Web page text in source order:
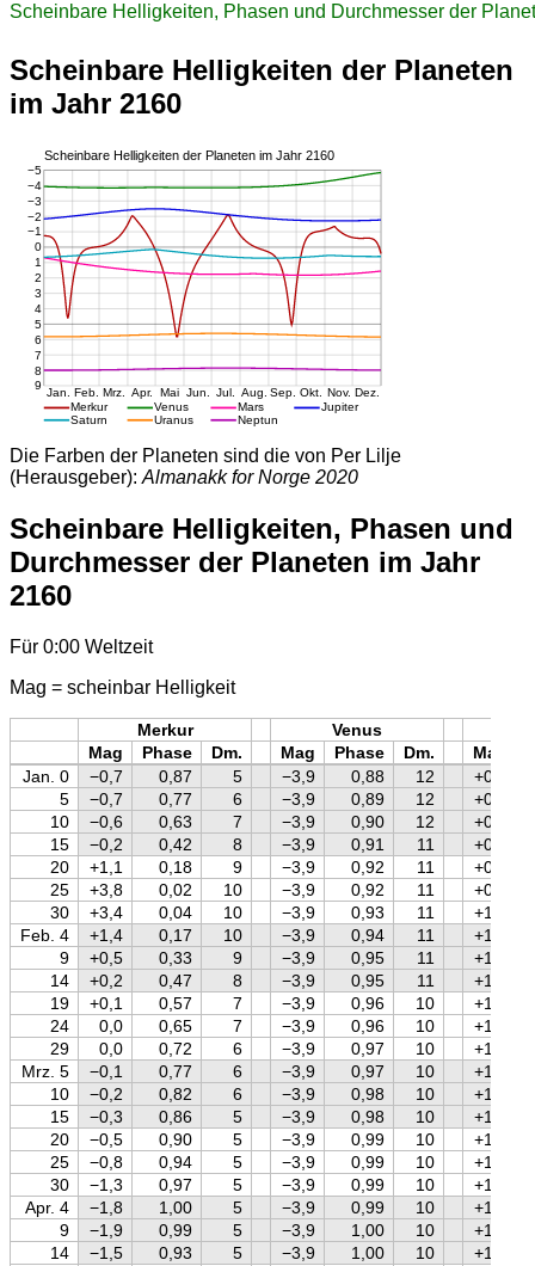
Scheinbare Helligkeiten, Phasen und Durchmesser der
Scheinbare Helligkeiten der Planeten
im Jahr 2160
Die Farben der Planeten sind die von Per Lilje
(Herausgeber): Almanakk for Norge 2020
Scheinbare Helligkeiten, Phasen und
Durchmesser der Planeten im Jahr
2160
Für 0:00 Weltzeit
Mag = scheinbar Helligkeit
Merkur Venus
Mag
Phase Dm. Mag Phase Dm. Mag
Jan. 0
−0,7 0,87 5 −3,9 0,88 12
+0,7
5
−0,7 0,77 6 −3,9 0,89 12
+0,7
10
−0,6 0,63 7 −3,9 0,90 12
+0,8
15
−0,2 0,42 8 −3,9 0,91 11
+0,8
20
+1,1 0,18 9 −3,9 0,92 11
+0,9
25
+3,8 0,02 10 −3,9 0,92 11
+0,9
30
+3,4 0,04 10 −3,9 0,93 11
+1,0
Feb. 4
+1,4 0,17 10 −3,9 0,94 11
+1,0
9
+0,5 0,33 9 −3,9 0,95 11
+1,1
14
+0,2 0,47 8 −3,9 0,95 11
+1,1
19
+0,1 0,57 7 −3,9 0,96 10
+1,2
24
0,0 0,65 7 −3,9 0,96 10
+1,2
29
0,0 0,72 6 −3,9 0,97 10
+1,2
Mrz. 5
−0,1 0,77 6 −3,9 0,97 10
+1,3
10
−0,2 0,82 6 −3,9 0,98 10
+1,3
15
−0,3 0,86 5 −3,9 0,98 10
+1,4
20
−0,5 0,90 5 −3,9 0,99 10
+1,4
25
−0,8 0,94 5 −3,9 0,99 10
+1,4
30
−1,3 0,97 5 −3,9 0,99 10
+1,5
Apr. 4
−1,8 1,00 5 −3,9 0,99 10
+1,5
9
−1,9 0,99 5 −3,9 1,00 10
+1,5
14
−1,5 0,93 5 −3,9 1,00 10
+1,5